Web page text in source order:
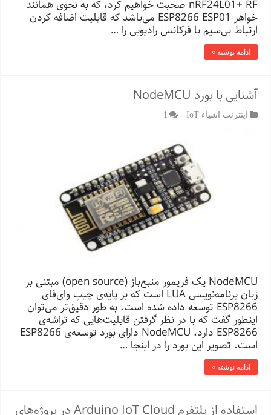
nRF24L01+ RF صحبت خواهیم کرد، که به نحوی همانند
خواهر ESP8266 ESP01 می‌باشد که قابلیت اضافه کردن
ارتباط بی‌سیم با فرکانس رادیویی را …
ادامه نوشته »
آشنایی با بورد NodeMCU
اینترنت اشیاء IoT 1
NodeMCU یک فریمور منبع‌باز (open source) مبتنی بر
زبان برنامه‌نویسی LUA است که بر پایه‌ی چیپ وای‌فای
ESP8266 توسعه داده شده است. به طور دقیق‌تر می‌توان
اینطور گفت که با در نظر گرفتن قابلیت‌هایی که تراشه‌ی
ESP8266 دارد، NodeMCU دارای بورد توسعه‌ی ESP8266
است. تصویر این بورد را در اینجا …
ادامه نوشته »
استفاده از پلتفرم Arduino IoT Cloud در پروژه‌های